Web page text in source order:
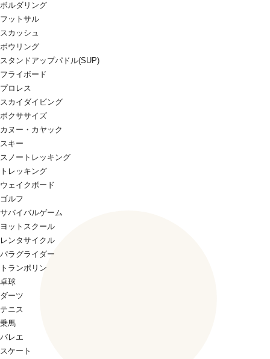
ボルダリング
フットサル
スカッシュ
ボウリング
スタンドアップパドル(SUP)
フライボード
プロレス
スカイダイビング
ボクササイズ
カヌー・カヤック
スキー
スノートレッキング
トレッキング
ウェイクボード
ゴルフ
サバイバルゲーム
ヨットスクール
レンタサイクル
パラグライダー
トランポリン
卓球
ダーツ
テニス
乗馬
バレエ
スケート